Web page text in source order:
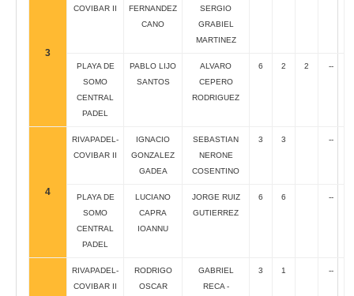
3
COVIBAR II
FERNANDEZ
CANO
SERGIO
GRABIEL
MARTINEZ
PLAYA DE
SOMO
CENTRAL
PADEL
PABLO LIJO
SANTOS
ALVARO
CEPERO
RODRIGUEZ
6 2 2 --
4
RIVAPADEL-
COVIBAR II
IGNACIO
GONZALEZ
GADEA
SEBASTIAN
NERONE
COSENTINO
3 3 --
PLAYA DE
SOMO
CENTRAL
PADEL
LUCIANO
CAPRA
IOANNU
JORGE RUIZ
GUTIERREZ
6 6 --
RIVAPADEL-
COVIBAR II
RODRIGO
OSCAR
GABRIEL
RECA -
3 1 --